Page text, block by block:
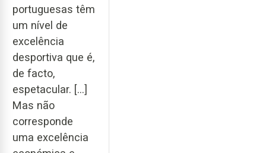
portuguesas têm
um nível de
excelência
desportiva que é,
de facto,
espetacular. [...]
Mas não
corresponde
uma excelência